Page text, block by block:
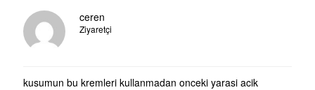
ceren
Ziyaretçi
kusumun bu kremleri kullanmadan onceki yarasi acik